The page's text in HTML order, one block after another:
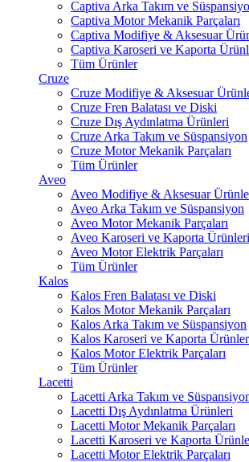
Captiva Arka Takım ve
Captiva Motor Mekanik Parçaları
Captiva Modifiye & Aksesuar
Captiva Karoseri ve Kaporta
Tüm Ürünler
Cruze
Cruze Modifiye & Aksesuar
Cruze Fren Balatası ve Diski
Cruze Dış Aydınlatma Ürünleri
Cruze Arka Takım ve Süspansiyon
Cruze Motor Mekanik Parçaları
Tüm Ürünler
Aveo
Aveo Modifiye & Aksesuar
Aveo Arka Takım ve Süspansiyon
Aveo Motor Mekanik Parçaları
Aveo Karoseri ve Kaporta Ürünleri
Aveo Motor Elektrik Parçaları
Tüm Ürünler
Kalos
Kalos Fren Balatası ve Diski
Kalos Motor Mekanik Parçaları
Kalos Arka Takım ve Süspansiyon
Kalos Karoseri ve Kaporta
Kalos Motor Elektrik Parçaları
Tüm Ürünler
Lacetti
Lacetti Arka Takım ve
Lacetti Dış Aydınlatma Ürünleri
Lacetti Motor Mekanik Parçaları
Lacetti Karoseri ve Kaporta
Lacetti Motor Elektrik Parçaları